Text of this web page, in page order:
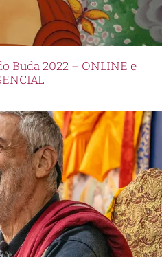
Buda 2022 – ONLINE e